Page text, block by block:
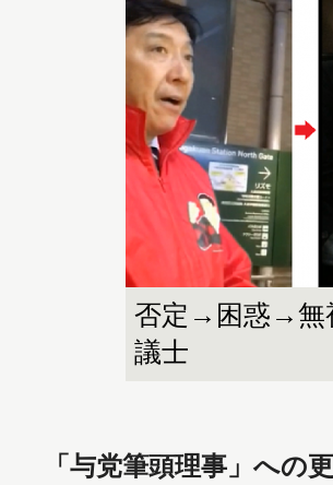
否定→困惑→無
議士
「与党筆頭理事」への